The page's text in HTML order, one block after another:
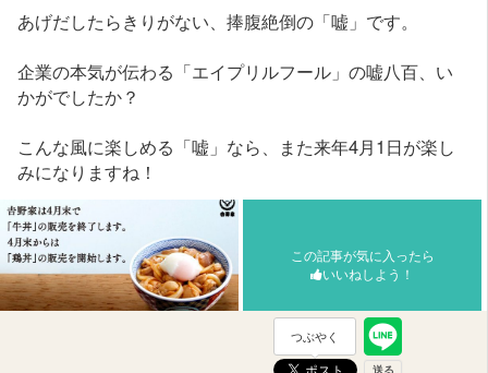
あげだしたらきりがない、捧腹絶倒の「嘘」です。
企業の本気が伝わる「エイプリルフール」の嘘八百、い
かがでしたか？
こんな風に楽しめる「嘘」なら、また来年4月1日が楽し
みになりますね！
この記事が気に入ったら
いいねしよう！
つぶやく